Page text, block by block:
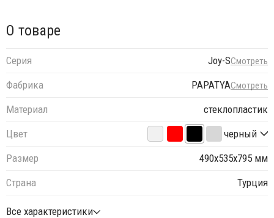
О товаре
Серия Joy-SСмотреть
Фабрика PAPATYAСмотреть
Материал
стеклопластик
Цвет
черный
Размер
490х535х795 мм
Страна
Турция
Все характеристики